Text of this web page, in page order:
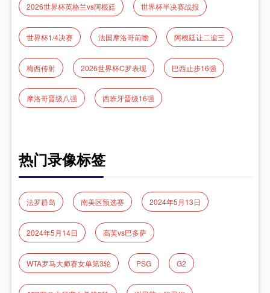
2026世界杯英格兰vs阿根廷 世界杯半决赛战报
世界杯1/4决赛 法国摩洛哥前瞻 阿根廷让二追三
梅西传射 2026世界杯C罗表现 巴西止步16强
摩洛哥晋级八强 西班牙晋级16强
热门录像标签
法罗群岛 南美区预选赛 2024年5月13日
2024年5月14日 高芙vs巴多萨
WTA罗马大师赛女单第3轮 PSG G2